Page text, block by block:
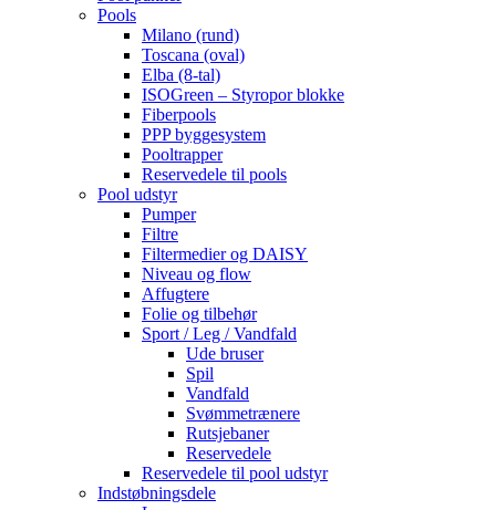
Pools
Milano (rund)
Toscana (oval)
Elba (8-tal)
ISOGreen – Styropor blokke
Fiberpools
PPP byggesystem
Pooltrapper
Reservedele til pools
Pool udstyr
Pumper
Filtre
Filtermedier og DAISY
Niveau og flow
Affugtere
Folie og tilbehør
Sport / Leg / Vandfald
Ude bruser
Spil
Vandfald
Svømmetrænere
Rutsjebaner
Reservedele
Reservedele til pool udstyr
Indstøbningsdele